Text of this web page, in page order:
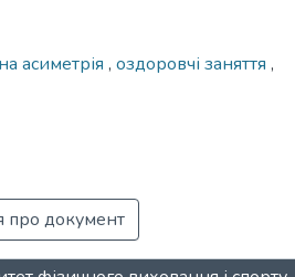
асиметрія , оздоровчі заняття ,
про документ